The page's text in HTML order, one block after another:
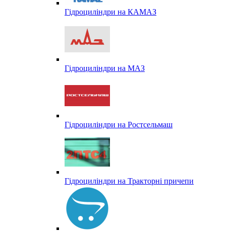
Гідроциліндри на КАМАЗ
Гідроциліндри на МАЗ
Гідроциліндри на Ростсельмаш
Гідроциліндри на Тракторні причепи